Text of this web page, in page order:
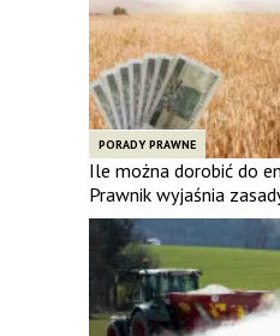
PORADY PRAWNE
Ile można dorobić do
Prawnik wyjaśnia